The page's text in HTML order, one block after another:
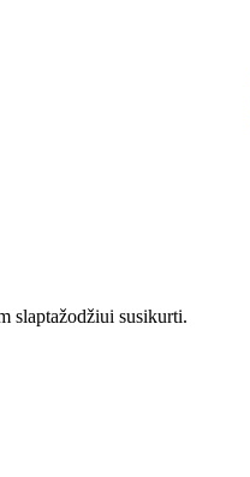
slaptažodžiui susikurti.